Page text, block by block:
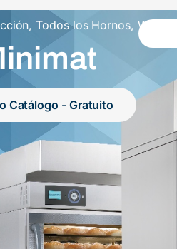
,Todos los Hornos, Wiesheu
Catálogo - Gratuito